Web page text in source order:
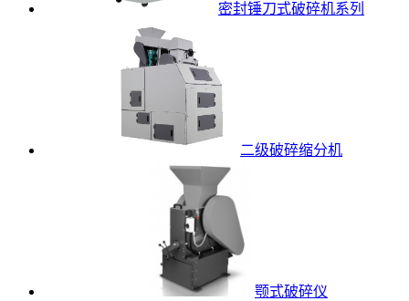
密封锤刀式破碎机系列
二级破碎缩分机
颚式破碎仪